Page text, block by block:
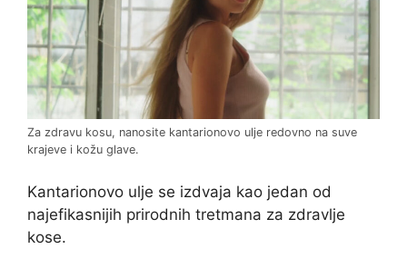
Za zdravu kosu, nanosite kantarionovo ulje redovno na suve
krajeve i kožu glave.
Kantarionovo ulje se izdvaja kao jedan od
najefikasnijih prirodnih tretmana za zdravlje
kose.